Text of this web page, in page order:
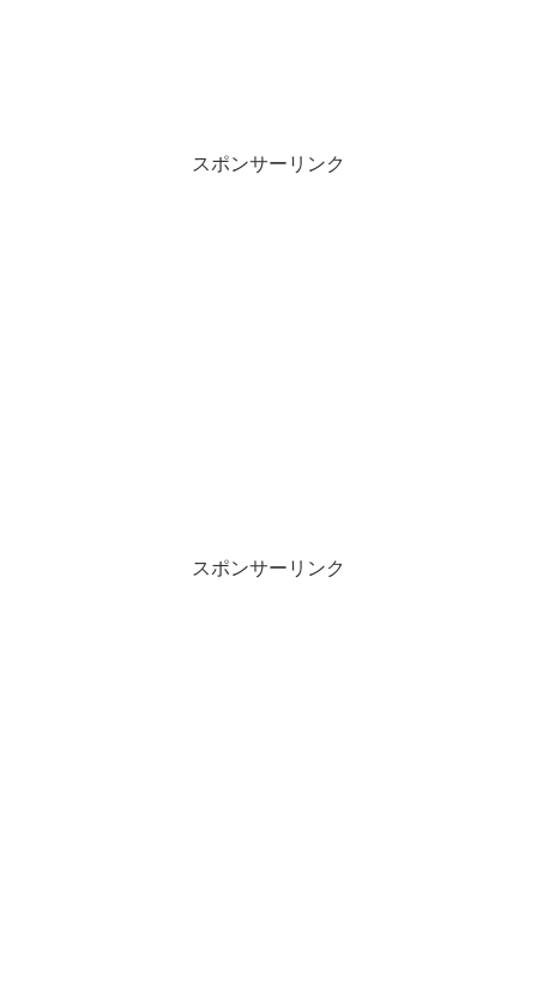
スポンサーリンク
スポンサーリンク